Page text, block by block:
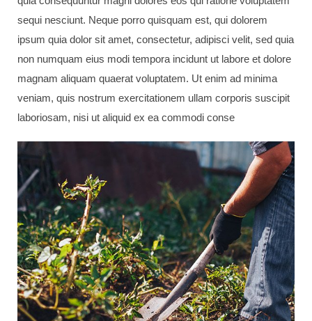
sequi nesciunt. Neque porro quisquam est, qui dolorem
ipsum quia dolor sit amet, consectetur, adipisci velit, sed quia
non numquam eius modi tempora incidunt ut labore et dolore
magnam aliquam quaerat voluptatem. Ut enim ad minima
veniam, quis nostrum exercitationem ullam corporis suscipit
laboriosam, nisi ut aliquid ex ea commodi conse